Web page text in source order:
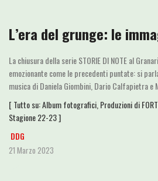
L’era del grunge: le
La chiusura della serie STORIE DI NOTE al
emozionante come le precedenti puntate: si
musica di Daniela Giombini, Dario Calfapietra e
[ Tutto su:Album fotografici Produzioni di
Stagione 22-23]
DDG
21 Marzo 2023